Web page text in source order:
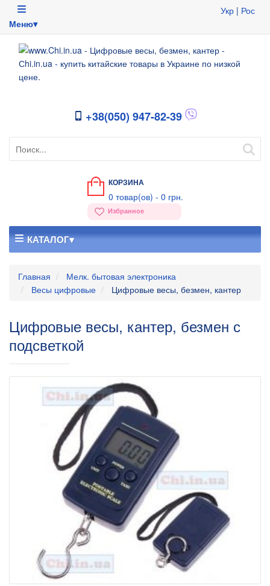
Меню▾
Укр | Рос
+38(050) 947-82-39
КОРЗИНА
0 товар(ов) - 0 грн.
Избранное
КАТАЛОГ▾
Главная
Мелк. бытовая электроника
Весы цифровые
Цифровые весы, безмен, кантер
Цифровые весы, кантер, безмен с
подсветкой